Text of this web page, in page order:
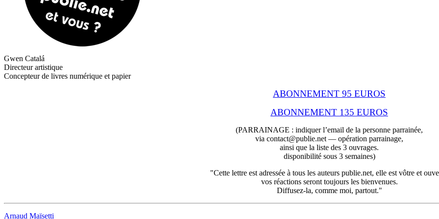
Gwen Catalá
Directeur artistique
Concepteur de livres numérique et papier
ABONNEMENT 95 EUROS
ABONNEMENT 135 EUROS
(PARRAINAGE : indiquer l’email de la personne parrainée,
via contact@publie.net — opération parrainage,
ainsi que la liste des 3 ouvrages.
disponibilité sous 3 semaines)
"Cette lettre est adressée à tous les auteurs publie.net, elle est vôtre et
vos réactions seront toujours les bienvenues.
Diffusez-la, comme moi, partout."
Arnaud Maïsetti